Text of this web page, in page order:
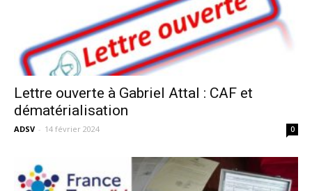
voix
Lettre ouverte à Gabriel Attal : CAF et
dématérialisation
ADSV - 14 février 2024 0